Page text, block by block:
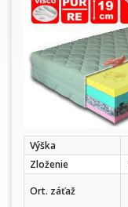
Výška
Zloženie
Ort. záťaž